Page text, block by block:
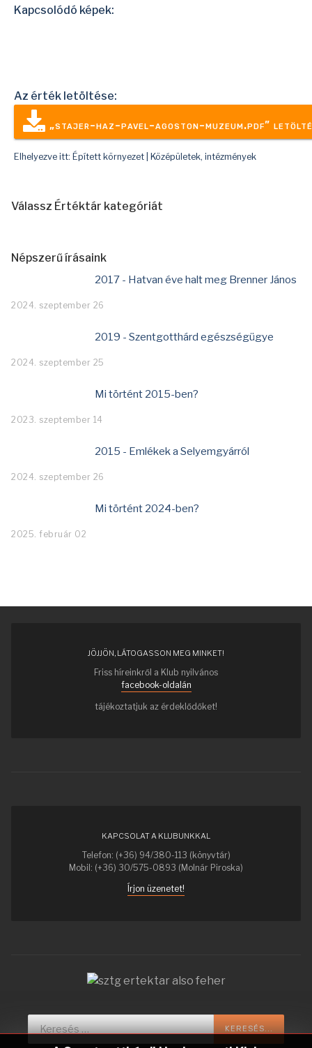
Kapcsolódó képek:
Az érték letöltése:
„stajer-haz-pavel-agoston-muzeum.pdf”
Elhelyezve itt: Épített környezet Középületek, intézmények
Válassz Értéktár kategóriát
Népszerű írásaink
2017 - Hatvan éve halt meg Brenner János
2024. szeptember 26
2019 - Szentgotthárd egészségügye
2024. szeptember 25
Mi történt 2015-ben?
2023. szeptember 14
2015 - Emlékek a Selyemgyárról
2024. szeptember 26
Mi történt 2024-ben?
2025. február 02
JÖJJÖN, LÁTOGASSON MEG MINKET!
Friss híreinkről a Klub nyilvános
facebook-oldalán
tájékoztatjuk az érdeklődőket!
KAPCSOLAT A KLUBUNKKAL
Telefon: (+36) 94/380-113 (könyvtár)
Mobil: (+36) 30/575-0893 (Molnár Piroska)
Írjon üzenetet!
Keresés...
KERESÉS...